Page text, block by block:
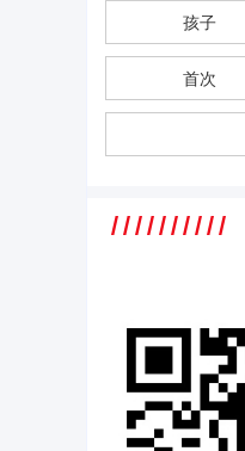
孩子
首次